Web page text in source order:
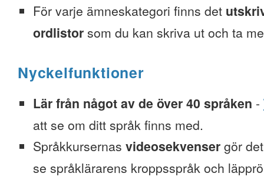
För varje ämneskategori finns det
ordlistor som du kan skriva ut och ta
Nyckelfunktioner
Lär från något av de över 40 språken -
att se om ditt språk finns med.
Språkkursernas videosekvenser gör
se språklärarens kroppsspråk och